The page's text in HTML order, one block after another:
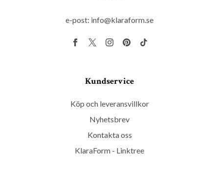
e-post: info@klaraform.se
Kundservice
Köp och leveransvillkor
Nyhetsbrev
Kontakta oss
KlaraForm - Linktree